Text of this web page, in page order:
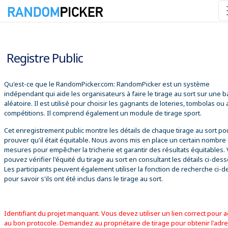
Registre Public
Qu'est-ce que le RandomPicker.com: RandomPicker est un système
indépendant qui aide les organisateurs à faire le tirage au sort sur une
aléatoire. Il est utilisé pour choisir les gagnants de loteries, tombolas ou
compétitions. Il comprend également un module de tirage sport.
Cet enregistrement public montre les détails de chaque tirage au sort
prouver qu'il était équitable. Nous avons mis en place un certain nombre
mesures pour empêcher la tricherie et garantir des résultats équitables.
pouvez vérifier l'équité du tirage au sort en consultant les détails ci-
Les participants peuvent également utiliser la fonction de recherche ci-
pour savoir s'ils ont été inclus dans le tirage au sort.
Identifiant du projet manquant. Vous devez utiliser un lien correct pour
au bon protocole. Demandez au propriétaire de tirage pour obtenir